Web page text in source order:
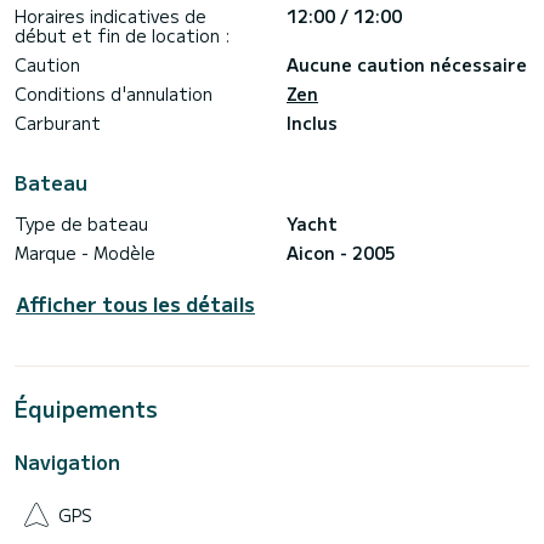
-Nouveaux téléviseurs dans toutes les cabines
-Polissage du sol dans le salon
-Nouveau revêtement de canapé dans la salle à manger, le
pont arrière et le pont soleil
-Nouveau bimini
-Annexe avec moteur Mariner 30 cv
-2 x SUP
-1 x Kneeboard
-Ski nautique
Horaires indicatives de
début et fin de location :
12:00 / 12:00
Caution
Aucune caution nécessaire
Conditions d'annulation
Zen
Carburant
Inclus
Bateau
Type de bateau
Yacht
Marque - Modèle
Aicon - 2005
Afficher tous les détails
Équipements
Navigation
GPS